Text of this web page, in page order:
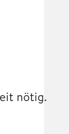
nötig.